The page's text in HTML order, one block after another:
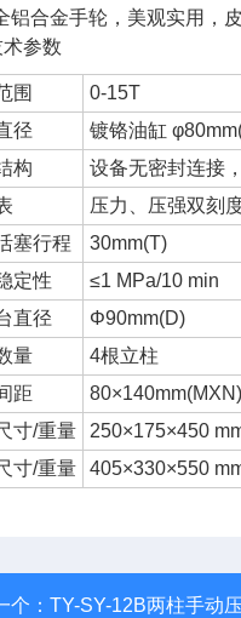
铝合金手轮，美观实用，
参数
围
0-15T
径
镀铬油缸
构
设备无密封连接
压力、压强双刻
塞行程
30mm(T)
定性
≤1 MPa/10 min
直径
Φ90mm(D)
量
4根立柱
距
80×140mm(MXN)
寸/重量
250×175×450
寸/重量
405×330×550
个： TY-SY-12B两柱手动